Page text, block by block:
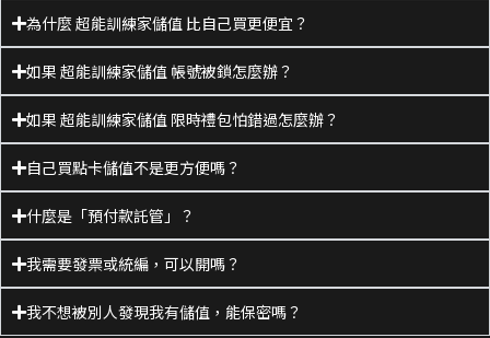
為什麼 超能訓練家儲值 比自己買更便宜？
如果 超能訓練家儲值 帳號被鎖怎麼辦？
如果 超能訓練家儲值 限時禮包怕錯過怎麼辦？
自己買點卡儲值不是更方便嗎？
什麼是「預付款託管」？
我需要發票或統編，可以開嗎？
我不想被別人發現我有儲值，能保密嗎？